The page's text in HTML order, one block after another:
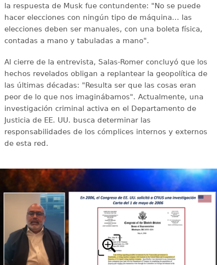
la respuesta de Musk fue contundente: "No se puede
hacer elecciones con ningún tipo de máquina... las
elecciones deben ser manuales, con una boleta física,
contadas a mano y tabuladas a mano".
Al cierre de la entrevista, Salas-Romer concluyó que los
hechos revelados obligan a replantear la geopolítica de
las últimas décadas: "Resulta ser que las cosas eran
peor de lo que nos imaginábamos". Actualmente, una
investigación criminal activa en el Departamento de
Justicia de EE. UU. busca determinar las
responsabilidades de los cómplices internos y externos
de esta red.